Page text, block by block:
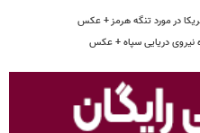
در مورد تنگه هرمز + عکس
نیروی دریایی سپاه + عکس